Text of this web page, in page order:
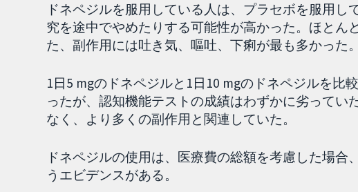
ドネペジルを服用している人は、プラセボを服用
究を途中でやめたりする可能性が高かった。ほとん
た、副作用には吐き気、嘔吐、下痢が最も多かった。
1日5 mgのドネペジルと1日10 mgのドネペジルを比
ったが、認知機能テストの成績はわずかに劣ってい
なく、より多くの副作用と関連していた。
ドネペジルの使用は、医療費の総額を考慮した場
うエビデンスがある。